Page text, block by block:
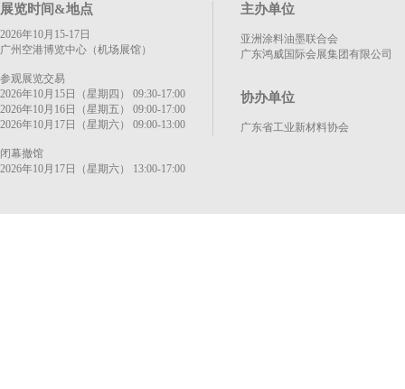
展览时间&地点
2026年10月15-17日
广州空港博览中心（机场展馆）
参观展览交易
2026年10月15日（星期四） 09:30-17:00
2026年10月16日（星期五） 09:00-17:00
2026年10月17日（星期六） 09:00-13:00
闭幕撤馆
2026年10月17日（星期六） 13:00-17:00
主办单位
亚洲涂料油墨联合会
广东鸿威国际会展集团有限公司
协办单位
广东省工业新材料协会